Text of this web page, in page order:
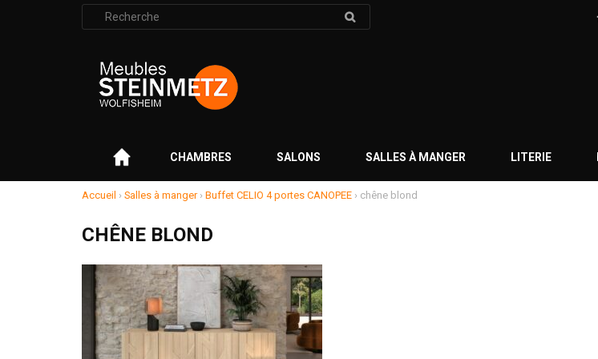
Rechercher
:
CHAMBRES SALONS SALLES À MANGER LITERIE
Accueil › Salles à manger› Buffet CELIO 4 portes CANOPEE › chêne blond
CHÊNE BLOND